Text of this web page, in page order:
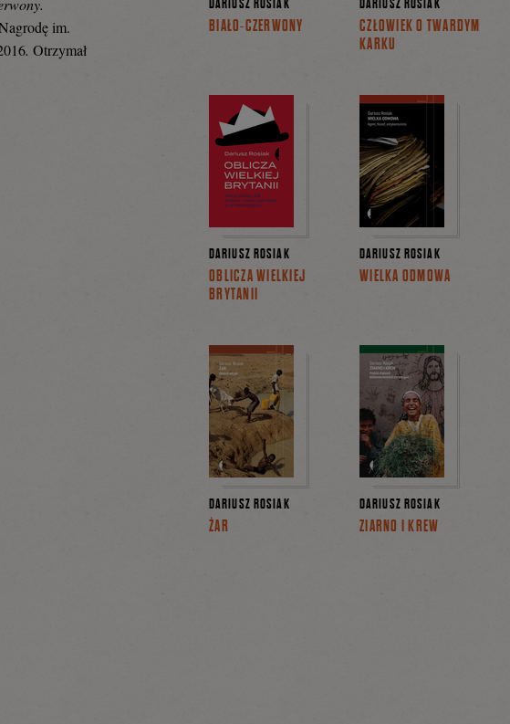
im.
.Otrzymał
DARIUSZ ROSIAK
BIAŁO-CZERWONY
DARIUSZ ROSIAK
CZŁOWIEK O TWARDYM
KARKU
DARIUSZ ROSIAK
OBLICZA WIELKIEJ
BRYTANII
DARIUSZ ROSIAK
WIELKA ODMOWA
DARIUSZ ROSIAK
ŻAR
DARIUSZ ROSIAK
ZIARNO I KREW